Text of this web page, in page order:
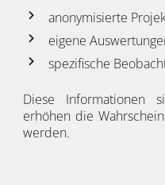
anonymisierte
eigene
spezifische
Diese Informationen
erhöhen die
werden.